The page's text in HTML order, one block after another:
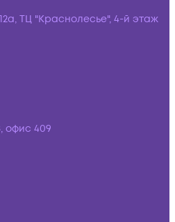
ТЦ "Краснолесье", 4-й этаж
офис 409